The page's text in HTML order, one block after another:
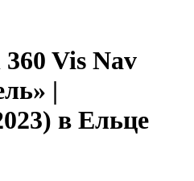
Vis Nav
|
в Ельце